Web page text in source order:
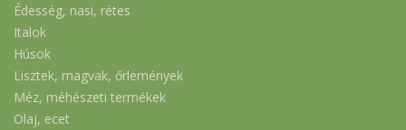
Édesség, nasi, rétes
Italok
Húsok
Lisztek, magvak, őrlemények
Méz, méhészeti termékek
Olaj, ecet